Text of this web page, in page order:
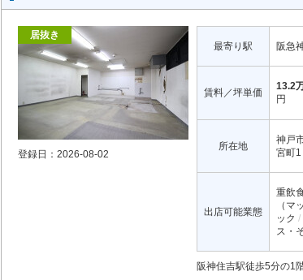
居抜き
登録日：2026-08-02
最寄り駅 阪急
賃料／坪単価
13.2
円
所在地
神戸
宮町1
出店可能業態
重飲
（マ
ック
ス・
阪神住吉駅徒歩5分の1